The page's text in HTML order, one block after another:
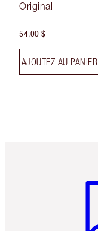
Original
54,00 $
AJOUTEZ AU PANIER